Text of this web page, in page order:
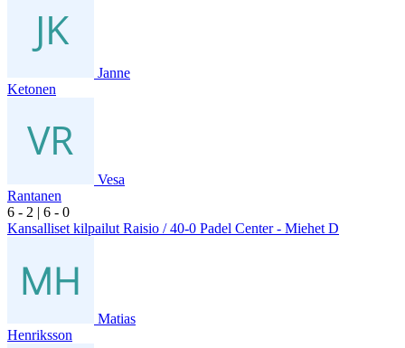
Janne
Ketonen
Vesa
Rantanen
6 - 2 | 6 - 0
Kansalliset kilpailut Raisio / 40-0 Padel Center - Miehet D
Matias
Henriksson